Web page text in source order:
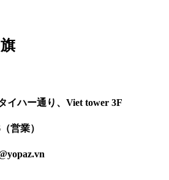
イハー通り、Viet tower 3F
営業）